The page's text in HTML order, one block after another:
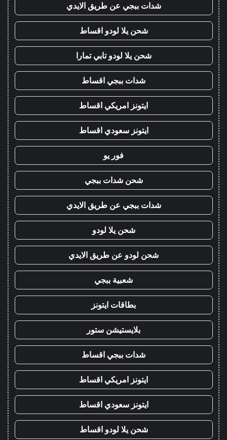
شدات ببجي عن طريق الايدي
شحن يلا لودو اقساط
شحن يلا لودو تابي تمارا
شدات ببجي اقساط
ايتونز امريكي اقساط
ايتونز سعودي اقساط
فور يو
شحن شدات ببجي
شدات ببجي عن طريق الايدي
شحن يلا لودو
شحن لودو عن طريق الايدي
شعبية ببجي
بطاقات ايتونز
بلايستيشن ستور
شدات ببجي اقساط
ايتونز امريكي اقساط
ايتونز سعودي اقساط
شحن يلا لودو اقساط